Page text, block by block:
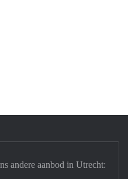
andere aanbod in Utrecht: